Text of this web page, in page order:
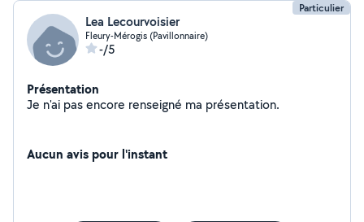
Particulier
Lea Lecourvoisier
Fleury-Mérogis (Pavillonnaire)
-/5
Présentation
Je n'ai pas encore renseigné ma présentation.
Aucun avis pour l'instant